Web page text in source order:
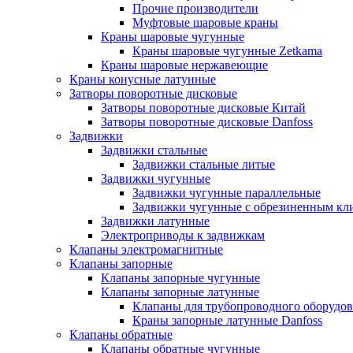
Прочие производители
Муфтовые шаровые краны
Краны шаровые чугунные
Краны шаровые чугунные Zetkama
Краны шаровые нержавеющие
Краны конусные латунные
Затворы поворотные дисковые
Затворы поворотные дисковые Китай
Затворы поворотные дисковые Danfoss
Задвижки
Задвижки стальные
Задвижки стальные литые
Задвижки чугунные
Задвижки чугунные параллельные
Задвижки чугунные с обрезиненным
Задвижки латунные
Электроприводы к задвижкам
Клапаны электромагнитные
Клапаны запорные
Клапаны запорные чугунные
Клапаны запорные латунные
Клапаны для трубопроводного
Краны запорные латунные Danfoss
Клапаны обратные
Клапаны обратные чугунные